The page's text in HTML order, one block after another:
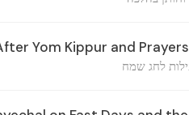
Yom Kippur and
לחג שמח